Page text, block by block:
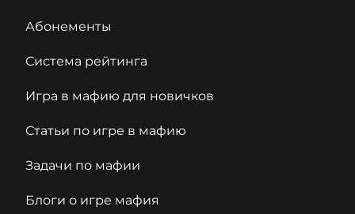
Абонементы
Система рейтинга
Игра в мафию для новичков
Статьи по игре в мафию
Задачи по мафии
Блоги о игре мафия